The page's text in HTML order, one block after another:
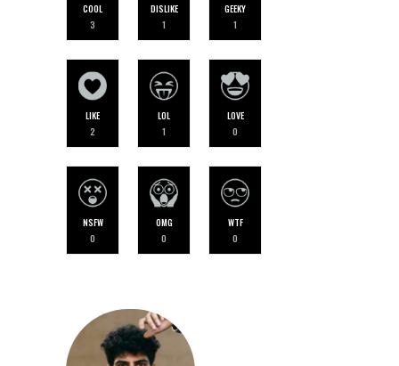
COOL
3
DISLIKE
1
GEEKY
1
LIKE
2
LOL
1
LOVE
0
NSFW
0
OMG
0
WTF
0